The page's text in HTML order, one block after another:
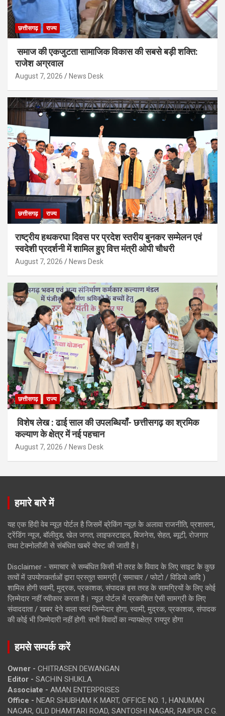
छत्तीसगढ़ राज्य
समाज की एकजुटता सामाजिक विकास की सबसे बड़ी शक्ति:
राजेश अग्रवाल
August 7, 2026 News Desk
छत्तीसगढ़ राज्य
राष्ट्रीय हथकरघा दिवस पर प्रदेश स्तरीय बुनकर सम्मेलन एवं
स्वदेशी प्रदर्शनी में शामिल हुए वित्त मंत्री ओपी चौधरी
August 7, 2026 News Desk
छत्तीसगढ़ राज्य
विशेष लेख : ढाई साल की उपलब्धियाँ- छत्तीसगढ़ का श्रमिक
कल्याण के क्षेत्र में नई पहचान
August 7, 2026 News Desk
हमारे बारे में
यह एक हिंदी वेब न्यूज़ पोर्टल है जिसमें ब्रेकिंग न्यूज़ के अलावा राजनीति, प्रशासन,
ट्रेंडिंग न्यूज, बॉलीवुड, खेल जगत, लाइफस्टाइल, बिजनेस, सेहत, ब्यूटी, रोजगार
तथा टेक्नोलॉजी से संबंधित खबरें पोस्ट की जाती है।
Disclaimer - समाचार से सम्बंधित किसी भी तरह के विवाद के लिए साइट के कुछ
तत्वों में उपयोगकर्ताओं द्वारा प्रस्तुत सामग्री ( समाचार / फोटो / विडियो आदि )
शामिल होगी स्वामी, मुद्रक, प्रकाशक, संपादक इस तरह के सामग्रियों के लिए कोई
ज़िम्मेदार नहीं स्वीकार करता है। न्यूज़ पोर्टल में प्रकाशित ऐसी सामग्री के लिए
संवाददाता / खबर देने वाला स्वयं जिम्मेदार होगा, स्वामी, मुद्रक, प्रकाशक, संपादक
की कोई भी जिम्मेदारी नहीं होगी. सभी विवादों का न्यायक्षेत्र रायपुर होगा
हमसे सम्पर्क करें
Owner - CHITRASEN DEWANGAN
Editor - SACHIN SHUKLA
Associate - AMAN ENTERPRISES
Office - NEAR SHUBHAM K MART, OFFICE NO. 1, HANUMAN
NAGAR, OLD DHAMTARI ROAD, SANTOSHI NAGAR, RAIPUR C.G.